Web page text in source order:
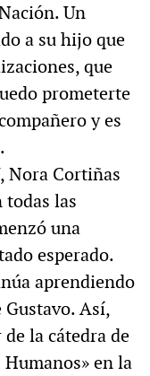
Un
a su hijo que
que
prometerte
y es
Nora Cortiñas
todas las
una
esperado.
aprendiendo
Gustavo. Así,
la cátedra de
en la